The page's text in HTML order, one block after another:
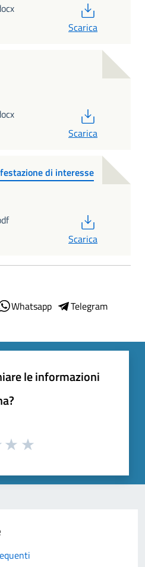
Scarica
Scarica
di interesse
Scarica
Whatsapp
Telegram
le informazioni